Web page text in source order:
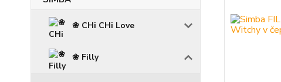
❀ CHi CHi Love
❀ Filly